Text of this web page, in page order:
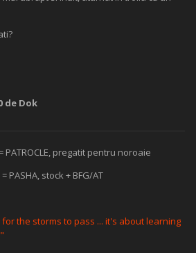
de Dok
PATROCLE, pregatit pentru noroaie
PASHA, stock + BFG/AT
the storms to pass ... it's about learning